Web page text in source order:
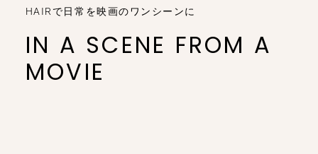
HAIRで日常を映画のワンシーンに
IN A SCENE FROM A
MOVIE